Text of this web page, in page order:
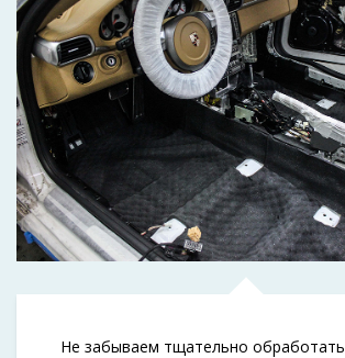
Не забываем тщательно обработать